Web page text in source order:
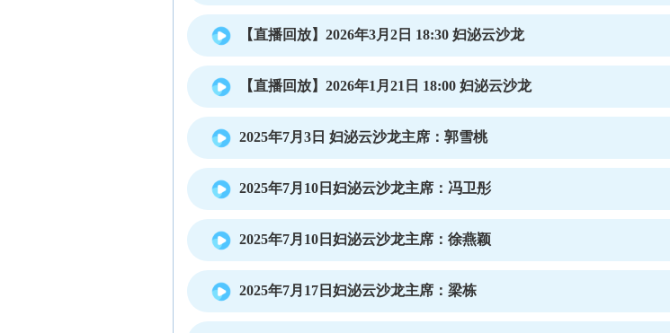
【直播回放】2026年3月2日 18:30 妇泌云沙龙
【直播回放】2026年1月21日 18:00 妇泌云沙龙
2025年7月3日 妇泌云沙龙主席：郭雪桃
2025年7月10日妇泌云沙龙主席：冯卫彤
2025年7月10日妇泌云沙龙主席：徐燕颖
2025年7月17日妇泌云沙龙主席：梁栋